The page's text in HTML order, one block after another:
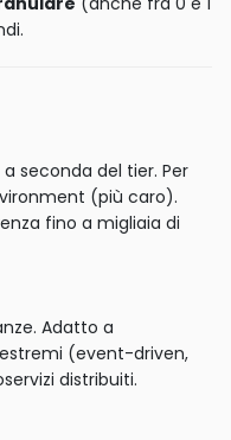
seconda del tier. Per
(più caro).
fino a migliaia di
Adatto a
(event-driven,
distribuiti.